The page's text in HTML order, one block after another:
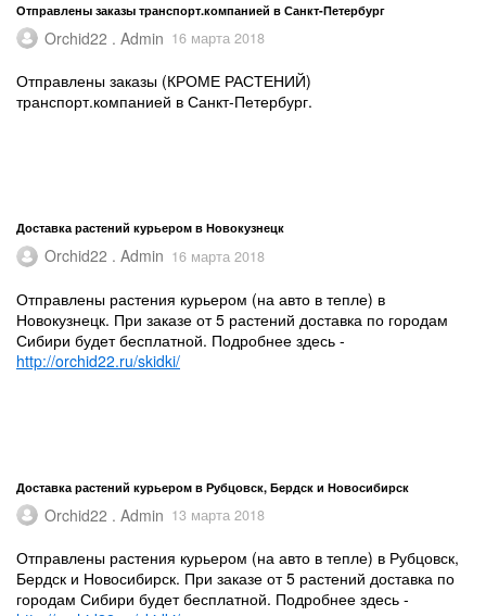
Отправлены заказы транспорт.компанией в Санкт-Петербург
Orchid22 . Admin 16 марта 2018
Отправлены заказы (КРОМЕ РАСТЕНИЙ)
транспорт.компанией в Санкт-Петербург.
Доставка растений курьером в Новокузнецк
Orchid22 . Admin 16 марта 2018
Отправлены растения курьером (на авто в тепле) в
Новокузнецк. При заказе от 5 растений доставка по городам
Сибири будет бесплатной. Подробнее здесь -
http://orchid22.ru/skidki/
Доставка растений курьером в Рубцовск, Бердск и Новосибирск
Orchid22 . Admin 13 марта 2018
Отправлены растения курьером (на авто в тепле) в Рубцовск,
Бердск и Новосибирск. При заказе от 5 растений доставка по
городам Сибири будет бесплатной. Подробнее здесь -